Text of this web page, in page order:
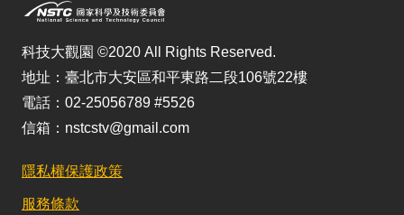
科技大觀園 ©2020 All Rights Reserved.
地址：臺北市大安區和平東路二段106號22樓
電話：02-25056789 #5526
信箱：nstcstv@gmail.com
隱私權保護政策
服務條款